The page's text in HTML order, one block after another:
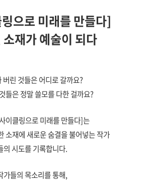
으로 미래를 만들다]
재가 예술이 되다
버린 것들은 어디로 갈까요?
들은 정말 쓸모를 다한 걸까요?
이클링으로 미래를 만들다]는
소재에 새로운 숨결을 불어넣는 작가
의 시도를 기록합니다.
가들의 목소리를 통해,